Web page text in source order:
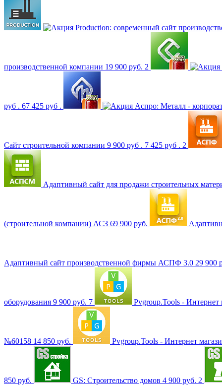
Production: современный сайт
производственной компании 19 900 руб. 2
руб . 67 425 руб . Аспро: Металл -
Сайт строительной компании 9 900 руб . 7 425 руб . 2
Адаптивный сайт для продажи строительных
(строительной компании) АСЗ 69 900 руб.
Адаптивный сайт производственной фирмы АСПФ 3.0 29 900
оборудования 9 900 руб. 7 Pvgroup.Tools - Интернет
№60158 14 850 руб. Pvgroup.Tools - Интернет
850 руб. GS: Строительство домов 4 900 руб. 2